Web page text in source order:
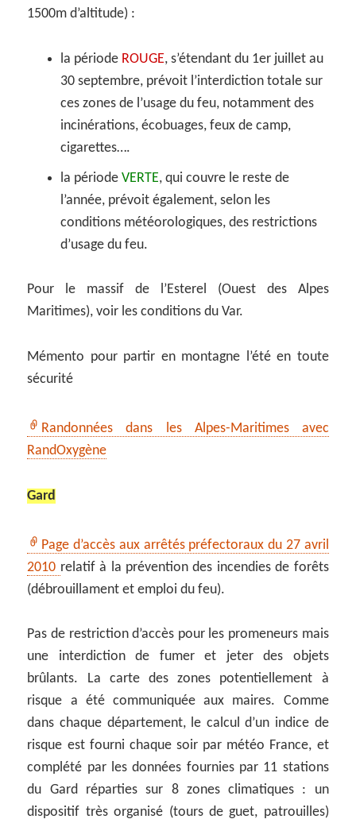
1500m d’altitude) :
la période ROUGE, s’étendant du 1er juillet au
30 septembre, prévoit l’interdiction totale sur
ces zones de l’usage du feu, notamment des
incinérations, écobuages, feux de camp,
cigarettes….
la périodeVERTE, qui couvre le reste de
l’année, prévoit également, selon les
conditions météorologiques, des restrictions
d’usage du feu.
Pour le massif de l’Esterel (Ouest des Alpes
Maritimes), voir les conditions du Var.
Mémento pour partir en montagne l’été en toute
sécurité
Randonnées dans les Alpes-Maritimes avec
RandOxygène
Gard
Page d’accès aux arrêtés préfectoraux du 27 avril
2010 relatif à la prévention des incendies de forêts
(débrouillament et emploi du feu).
Pas de restriction d’accès pour les promeneurs mais
une interdiction de fumer et jeter des objets
brûlants. La carte des zones potentiellement à
risque a été communiquée aux maires. Comme
dans chaque département, le calcul d’un indice de
risque est fourni chaque soir par météo France, et
complété par les données fournies par 11 stations
du Gard réparties sur 8 zones climatiques : un
dispositif très organisé (tours de guet, patrouilles)